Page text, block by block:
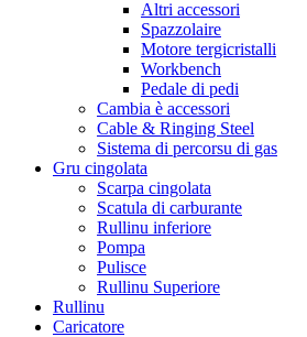
Altri accessori
Spazzolaire
Motore tergicristalli
Workbench
Pedale di pedi
Cambia è accessori
Cable & Ringing Steel
Sistema di percorsu di gas
Gru cingolata
Scarpa cingolata
Scatula di carburante
Rullinu inferiore
Pompa
Pulisce
Rullinu Superiore
Rullinu
Caricatore